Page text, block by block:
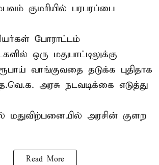
குமரியில் பரபரப்பை
போராட்டம்
ஒரு மதுபாட்டிலுக்கு
வாங்குவதை தடுக்க புதிதாக
அரசு நடவடிக்கை எடுத்து
மதுவிற்பனையில் அரசின் குளற
Read More